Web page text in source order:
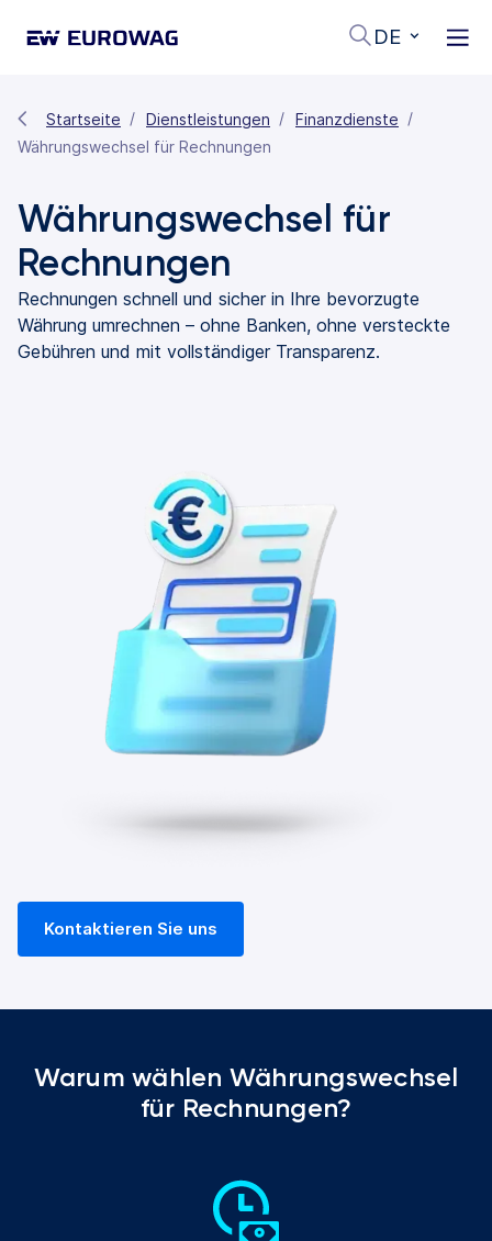
DE
Startseite Dienstleistungen
Finanzdienste
Währungswechsel für Rechnungen
Währungswechsel für
Rechnungen
Rechnungen schnell und sicher in Ihre bevorzugte
Währung umrechnen – ohne Banken, ohne versteckte
Gebühren und mit vollständiger Transparenz.
Kontaktieren Sie uns
Warum wählen Währungswechsel
für Rechnungen?